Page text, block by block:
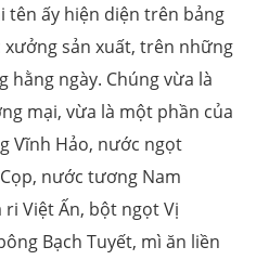
tên ấy hiện diện trên bảng
sản xuất, trên những
hằng ngày. Chúng vừa là
mại, vừa là một phần của
Vĩnh Hảo, nước ngọt
nước tương Nam
Việt Ấn, bột ngọt Vị
Bạch Tuyết, mì ăn liền